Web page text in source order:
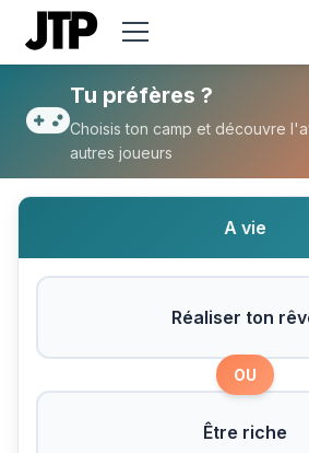
Tu préfères Réaliser
Tu préfères ?
Choisis ton camp et découvre
autres joueurs
A vie
Réaliser ton
OU
Être riche